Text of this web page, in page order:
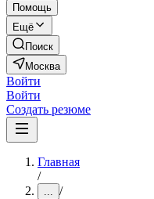
Помощь
Ещё
Поиск
Москва
Войти
Войти
Создать резюме
Главная
/
... /